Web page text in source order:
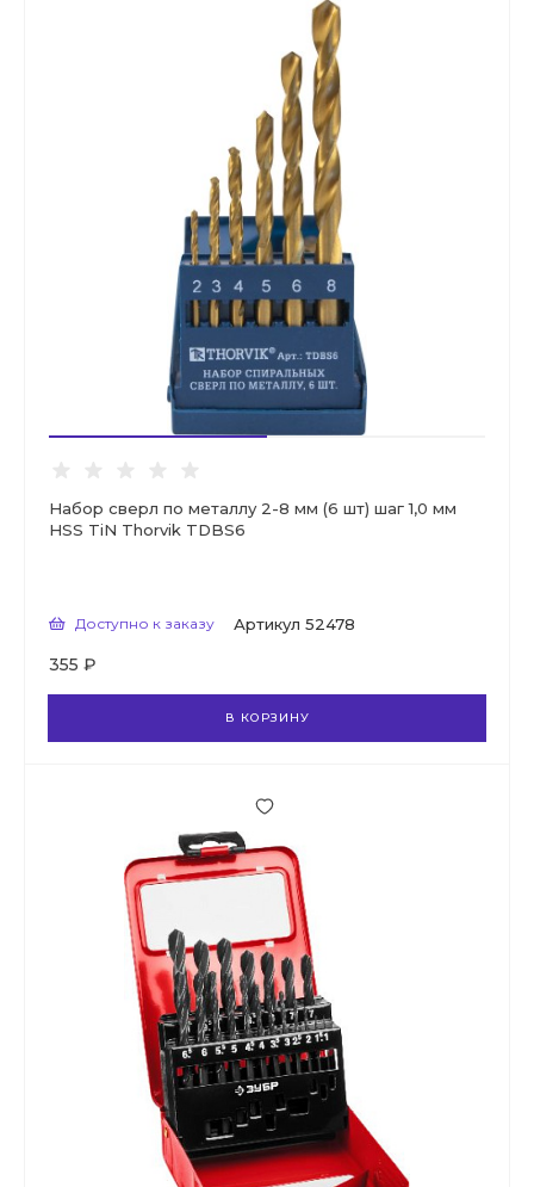
Набор сверл по металлу 2-8 мм (6 шт) шаг 1,0 мм
HSS TiN Thorvik TDBS6
Доступно к заказу Артикул 52478
355 ₽
В КОРЗИНУ